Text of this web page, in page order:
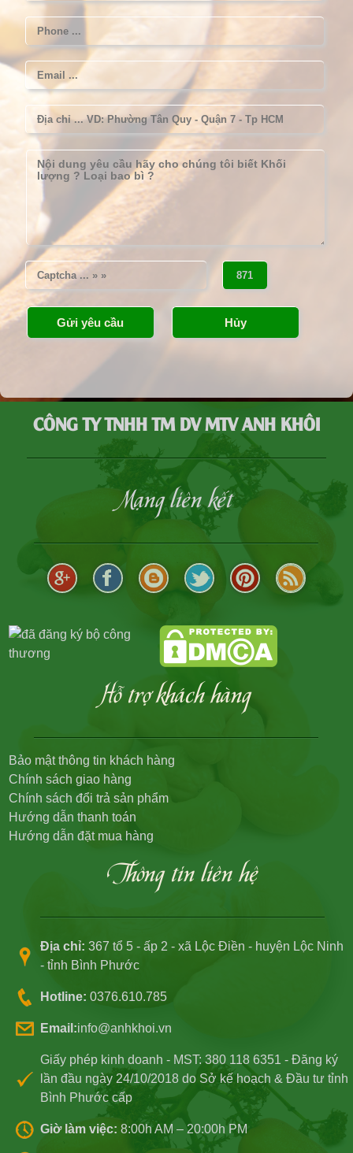
CÔNG TY TNHH TM DV MTV ANH KHÔI
Mạng liên kết
Hỗ trợ khách hàng
Bảo mật thông tin khách hàng
Chính sách giao hàng
Chính sách đổi trả sản phẩm
Hướng dẫn thanh toán
Hướng dẫn đặt mua hàng
Thông tin liên hệ
Địa chỉ: 367 tổ 5 - ấp 2 - xã Lộc Điền - huyện Lộc Ninh
- tỉnh Bình Phước
Hotline: 0376.610.785
Email:info@anhkhoi.vn
Giấy phép kinh doanh - MST: 380 118 6351 - Đăng ký
lần đầu ngày 24/10/2018 do Sở kế hoạch & Đầu tư tỉnh
Bình Phước cấp
Giờ làm việc: 8:00h AM – 20:00h PM